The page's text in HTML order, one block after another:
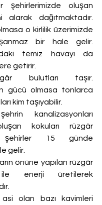
alarak dağıtmaktadır.
o kirlilik üzerimizde
bir hale gelir.
temiz havayı da
getirir.
gücü olmasa tonlarca
kim taşıyabilir.
kokuları rüzgâr
şehirler 15 günde
gelir.
ile enerji üretilerek
olan bazı kavimleri